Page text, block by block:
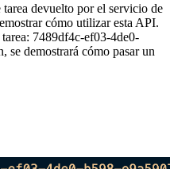
devuelto por el servicio de
cómo utilizar esta API.
7489df4c-ef03-4de0-
se demostrará cómo pasar un